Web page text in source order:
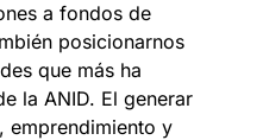
a fondos de
posicionarnos
que más ha
la ANID. El generar
emprendimiento y